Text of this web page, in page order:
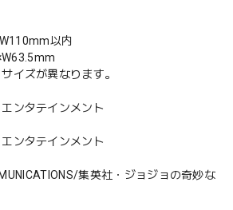
以内
イズが異なります。
ンタテインメント
ンタテインメント
集英社・ジョジョの奇妙な